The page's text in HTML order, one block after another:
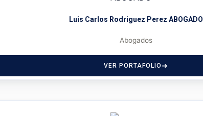
Luis Carlos Rodriguez Perez ABOGADO
Abogados
VER PORTAFOLIO